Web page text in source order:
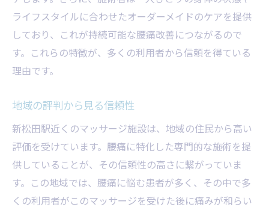
腰痛が及ぼす日常生活への影響
専門家による腰痛診断の重要性
安心できる施術の特徴とは
新松田駅周辺のアクセス方法
新松田駅の腰痛特化型マッサージで体験する驚
きの効果
施術を受けた後の体調の変化
利用者の声から得る施術の効果
ライフスタイルに合わせたオーダーメイドのケアを提供
しており、これが持続可能な腰痛改善につながるので
す。これらの特徴が、多くの利用者から信頼を得ている
理由です。
地域の評判から見る信頼性
新松田駅近くのマッサージ施設は、地域の住民から高い
評価を受けています。腰痛に特化した専門的な施術を提
供していることが、その信頼性の高さに繋がっていま
す。この地域では、腰痛に悩む患者が多く、その中で多
くの利用者がこのマッサージを受けた後に痛みが和らい